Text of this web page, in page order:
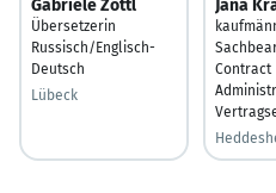
Gabriele Zöttl
Übersetzerin
Russisch/Englisch-
Deutsch
Lübeck
Jana
Contract